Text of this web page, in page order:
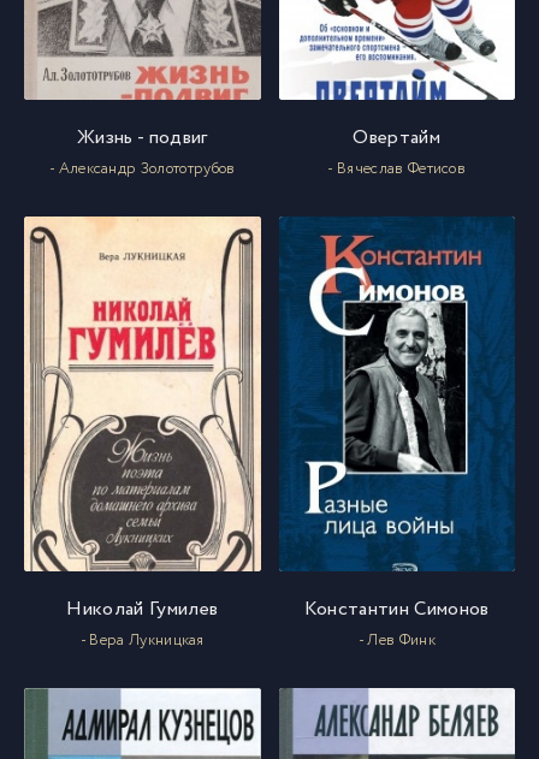
16 1 (16)
1 (17)
18 1 (18)
19 1 (19)
20 1 (20)
21 1 (21)
22 1 (22)
1 (25)
Жизнь - подвиг
- Александр Золототрубов
Овертайм
- Вячеслав Фетисов
Николай Гумилев
- Вера Лукницкая
Константин Симонов
- Лев Финк